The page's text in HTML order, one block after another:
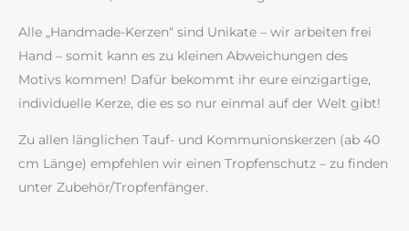
Alle „Handmade-Kerzen“ sind Unikate – wir arbeiten frei
Hand – somit kann es zu kleinen Abweichungen des
Motivs kommen! Dafür bekommt ihr eure einzigartige,
individuelle Kerze, die es so nur einmal auf der Welt gibt!
Zu allen länglichen Tauf- und Kommunionskerzen (ab 40
cm Länge) empfehlen wir einen Tropfenschutz – zu finden
unter Zubehör/Tropfenfänger.